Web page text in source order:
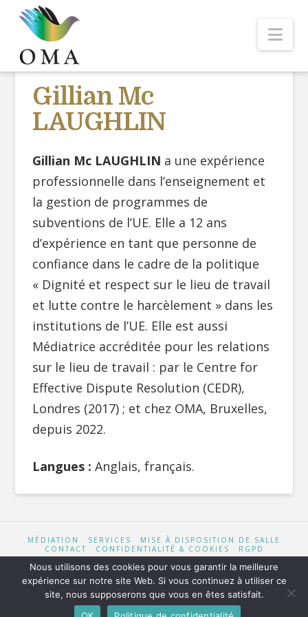
Gillian Mc
LAUGHLIN
Gillian Mc LAUGHLIN a une expérience
professionnelle dans l’enseignement et
la gestion de programmes de
subventions de l’UE. Elle a 12 ans
d’expérience en tant que personne de
confiance dans le cadre de la politique
« Dignité et respect sur le lieu de travail
et lutte contre le harcèlement » dans les
institutions de l’UE. Elle est aussi
Médiatrice accréditée pour les relations
sur le lieu de travail : par le Centre for
Effective Dispute Resolution (CEDR),
Londres (2017) ; et chez OMA, Bruxelles,
depuis 2022.
Langues : Anglais, français.
MÉDIATION SERVICES
MISE À DISPOSITION DE SALLE
CONTACT
CONFIDENTIALITÉ & COOKIES RGPD
Conception & DesignArmada| Mis à jour par Jean-François
Chevalier
Nous utilisons des cookies pour vous garantir la meilleure
expérience sur notre site Web. Si vous continuez à utiliser ce
site, nous supposerons que vous en êtes satisfait.